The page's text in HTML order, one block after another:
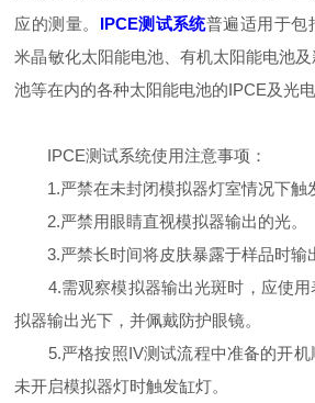
应的测量。 IPCE测试系统普遍适用于包
米晶敏化太阳能电池、有机太阳能电池
池等在内的各种太阳能电池的IPCE及光
IPCE测试系统使用注意事项：
1.严禁在未封闭模拟器灯室情况下触
2.严禁用眼睛直视模拟器输出的光。
3.严禁长时间将皮肤暴露于样品时输
4.需观察模拟器输出光斑时，应使用
拟器输出光下，并佩戴防护眼镜。
5.严格按照IV测试流程中准备的开机
未开启模拟器灯时触发缸灯。